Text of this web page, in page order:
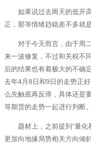
如果说过去两天的低开高
正，那等情绪趋稳差不多就
对于今天而言，由于周二
来一波修复，不过和关税不
后的结果也有着极大的不确
去年4月8日和9日的走势正
么先触底再反弹，具体还是
等期货的走势一起进行判断。
题材上，之前提到“量化
更加向地缘局势相关方向倾